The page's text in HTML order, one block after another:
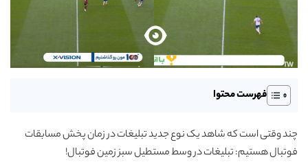
فهرست محتوا
چند وقتی است که شاهد یک نوع جدید تبلیغات در زمان پخش مسابقات
فوتبال هستیم: تبلیغات در وسط مستطیل سبز زمین فوتبال!